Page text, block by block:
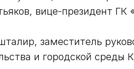
вице-президент
заместитель
и городской среды